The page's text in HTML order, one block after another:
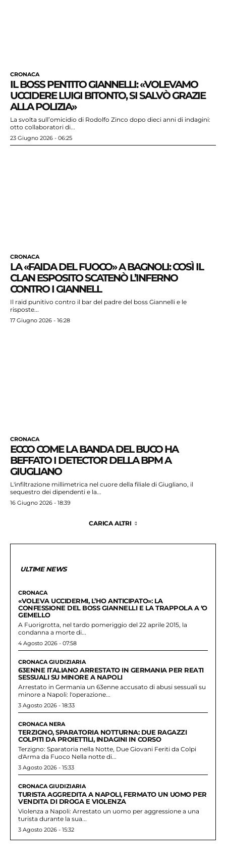
CRONACA
IL BOSS PENTITO GIANNELLI: «VOLEVAMO
UCCIDERE LUIGI BITONTO, SI SALVÒ GRAZIE
ALLA POLIZIA»
La svolta sull’omicidio di Rodolfo Zinco dopo dieci anni di indagini:
otto collaboratori di...
23 Giugno 2026 - 06:25
CRONACA
LA «FAIDA DEL FUOCO» A BAGNOLI: COSÌ IL
CLAN ESPOSITO SCATENÒ L’INFERNO
CONTRO I GIANNELL
Il raid punitivo contro il bar del padre del boss Giannelli e le
risposte...
17 Giugno 2026 - 16:28
CRONACA
ECCO COME LA BANDA DEL BUCO HA
BEFFATO I DETECTOR DELLA BPM A
GIUGLIANO
L'infiltrazione millimetrica nel cuore della filiale di Giugliano, il
sequestro dei dipendenti e la...
16 Giugno 2026 - 18:39
CARICA ALTRI
ULTIME NEWS
CRONACA
«VOLEVA UCCIDERMI, L’HO ANTICIPATO»: LA
CONFESSIONE DEL BOSS GIANNELLI E LA TRAPPOLA A ‘O
GEMELLO
A Fuorigrotta, nel tardo pomeriggio del 22 aprile 2015, la
condanna a morte di...
4 Agosto 2026 - 07:58
CRONACA GIUDIZIARIA
63ENNE ITALIANO ARRESTATO IN GERMANIA PER REATI
SESSUALI SU MINORE A NAPOLI
Arrestato in Germania un 63enne accusato di abusi sessuali su
minore a Napoli: l'operazione...
3 Agosto 2026 - 18:33
CRONACA NERA
TERZIGNO, SPARATORIA NOTTURNA: DUE RAGAZZI
COLPITI DA PROIETTILI, INDAGINI IN CORSO
Terzigno: Sparatoria nella Notte, Due Giovani Feriti da Colpi
d'Arma da Fuoco Nella notte di...
3 Agosto 2026 - 15:33
CRONACA GIUDIZIARIA
TURISTA AGGREDITA A NAPOLI, FERMATO UN UOMO PER
VENDITA DI DROGA E VIOLENZA
Violenza a Napoli: Arrestato un uomo per aggressione a una
turista durante la sua...
3 Agosto 2026 - 15:32